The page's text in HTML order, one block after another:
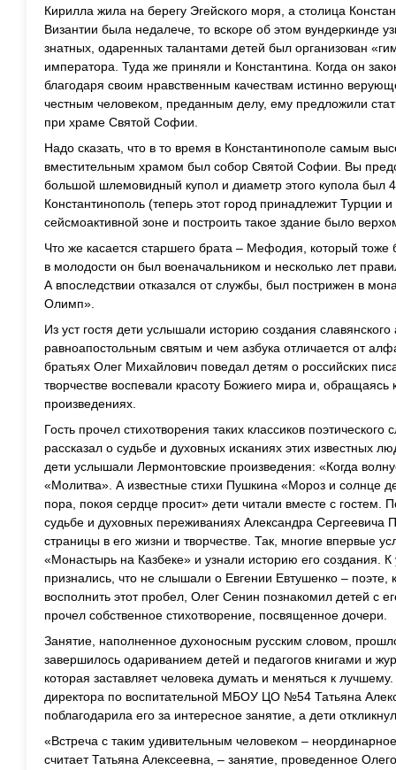
Кирилла жила на берегу Эгейского моря, а столица
Византии была недалече, то вскоре об этом вундеркинде
знатных, одаренных талантами детей был организован
императора. Туда же приняли и Константина. Когда он
благодаря своим нравственным качествам истинно
честным человеком, преданным делу, ему предложили
при храме Святой Софии.
Надо сказать, что в то время в Константинополе самым
вместительным храмом был собор Святой Софии. Вы
большой шлемовидный купол и диаметр этого купола был
Константинополь (теперь этот город принадлежит Турции
сейсмоактивной зоне и построить такое здание было
Что же касается старшего брата – Мефодия, который
в молодости он был военачальником и несколько лет
А впоследствии отказался от службы, был пострижен в
Олимп».
Из уст гостя дети услышали историю создания
равноапостольным святым и чем азбука отличается от
братьях Олег Михайлович поведал детям о российских
творчестве воспевали красоту Божиего мира и, обращаясь
произведениях.
Гость прочел стихотворения таких классиков
рассказал о судьбе и духовных исканиях этих известных
дети услышали Лермонтовские произведения: «Когда
«Молитва». А известные стихи Пушкина «Мороз и солнце
пора, покоя сердце просит» дети читали вместе с гостем.
судьбе и духовных переживаниях Александра Сергеевича
страницы в его жизни и творчестве. Так, многие впервые
«Монастырь на Казбеке» и узнали историю его создания. К
признались, что не слышали о Евгении Евтушенко –
восполнить этот пробел, Олег Сенин познакомил детей с
прочел собственное стихотворение, посвященное дочери.
Занятие, наполненное духоносным русским словом,
завершилось одариванием детей и педагогов книгами и
которая заставляет человека думать и меняться к
директора по воспитательной МБОУ ЦО №54 Татьяна
поблагодарила его за интересное занятие, а дети
«Встреча с таким удивительным человеком –
считает Татьяна Алексеевна, – занятие, проведенное